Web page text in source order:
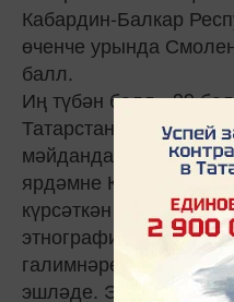
Кабардин-Балкар
өченче урында
балл.
Иң түбән балл - 39
Татарстанда зур
мәйданда яздылар.
ярдәмне Казан
күрсәткән иде.
этнография һәм
галимнәре диктант
эшләде. Экспертлар